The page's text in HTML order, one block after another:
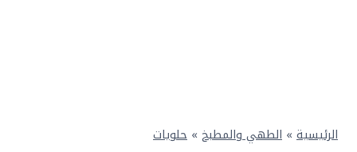
الرئيسية » الطهي والمطبخ » حلويات